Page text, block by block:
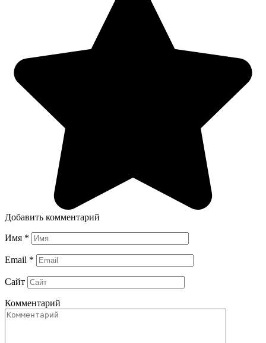
Добавить комментарий
Имя *
Email *
Сайт
Комментарий